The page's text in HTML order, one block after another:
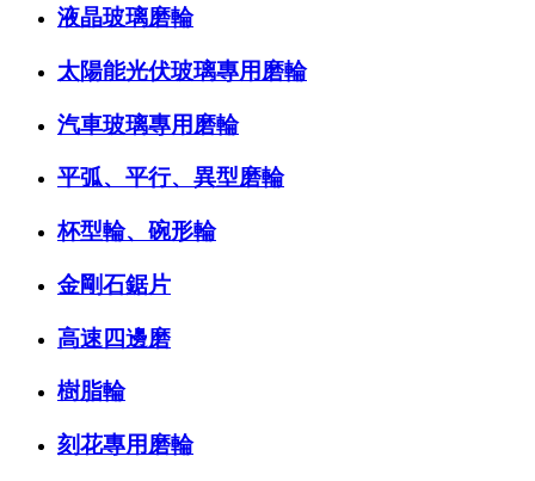
液晶玻璃磨輪
太陽能光伏玻璃專用磨輪
汽車玻璃專用磨輪
平弧、平行、異型磨輪
杯型輪、碗形輪
金剛石鋸片
高速四邊磨
樹脂輪
刻花專用磨輪